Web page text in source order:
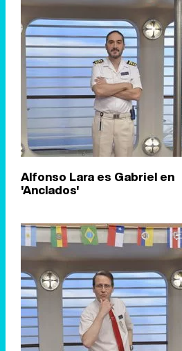
Alfonso Lara es Gabriel en
'Anclados'